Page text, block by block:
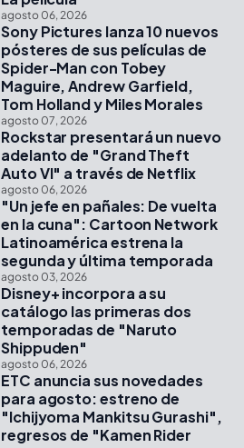
agosto 06, 2026
Sony Pictures lanza 10 nuevos
pósteres de sus películas de
Spider-Man con Tobey
Maguire, Andrew Garfield,
Tom Holland y Miles Morales
agosto 07, 2026
Rockstar presentará un nuevo
adelanto de "Grand Theft
Auto VI" a través de Netflix
agosto 06, 2026
"Un jefe en pañales: De vuelta
en la cuna": Cartoon Network
Latinoamérica estrena la
segunda y última temporada
agosto 03, 2026
Disney+ incorpora a su
catálogo las primeras dos
temporadas de "Naruto
Shippuden"
agosto 06, 2026
ETC anuncia sus novedades
para agosto: estreno de
"Ichijyoma Mankitsu Gurashi",
regresos de "Kamen Rider